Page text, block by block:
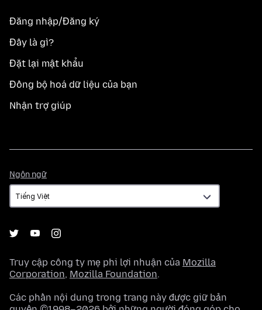
Đăng nhập/Đăng ký
Đây là gì?
Đặt lại mật khẩu
Đồng bộ hoá dữ liệu của bạn
Nhận trợ giúp
Ngôn ngữ
ngữ
Truy cập công ty mẹ phi lợi nhuận của Mozilla
Corporation, Mozilla Foundation.
Các phần nội dung trong trang này được giữ bản